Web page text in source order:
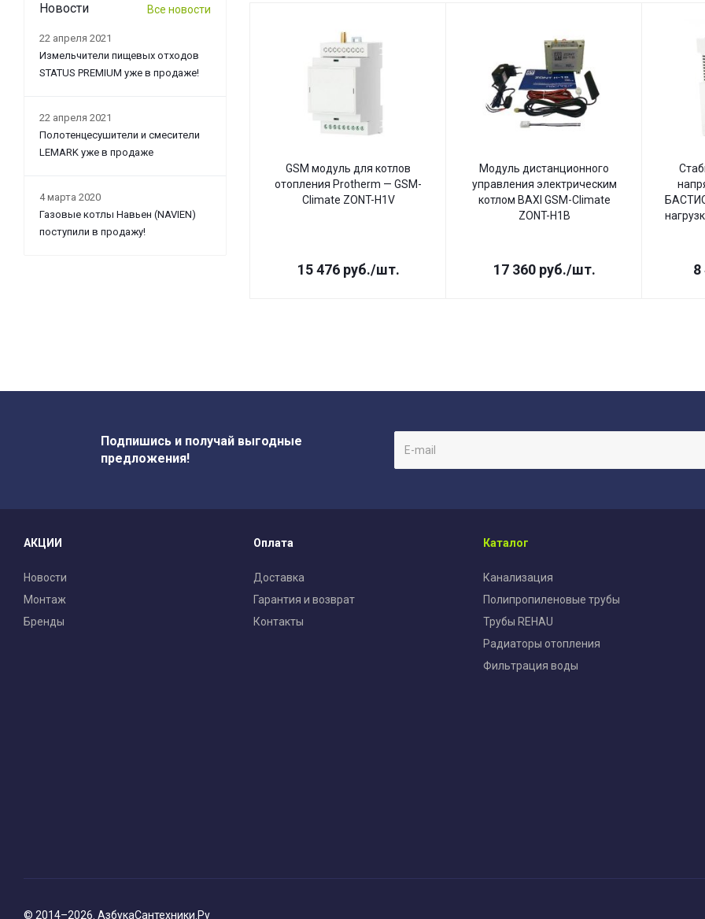
GSM модуль для котлов
отопления Protherm — GSM-
Climate ZONT-H1V
15 476руб./шт.
Модуль дистанционного
управления электрическим
котлом BAXI GSM-Climate
ZONT-H1B
17 360руб./шт. 8
Новости Все новости
22 апреля 2021
Измельчители пищевых отходов
STATUS PREMIUM уже в продаже!
22 апреля 2021
Полотенцесушители и смесители
LEMARK уже в продаже
4 марта 2020
Газовые котлы Навьен (NAVIEN)
поступили в продажу!
Подпишись и получай выгодные
предложения!
АКЦИИ
Новости
Монтаж
Бренды
Оплата
Доставка
Гарантия и возврат
Контакты
Каталог
Канализация
Полипропиленовые трубы
Трубы REHAU
Радиаторы отопления
Фильтрация воды
© 2014–2026. АзбукаСантехники.Ру